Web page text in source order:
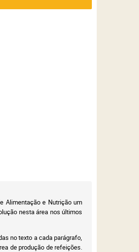
Alimentação e Nutrição um
nesta área nos últimos
no texto a cada parágrafo,
de produção de refeições.